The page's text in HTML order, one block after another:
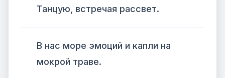
Танцую, встречая рассвет.
В нас море эмоций и капли на
мокрой траве.